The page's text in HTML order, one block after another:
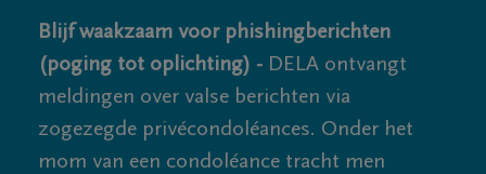
Blijf waakzaam voor phishingberichten
(poging tot oplichting) - DELA ontvangt
meldingen over valse berichten via
zogezegde privécondoléances. Onder het
mom van een condoléance tracht men